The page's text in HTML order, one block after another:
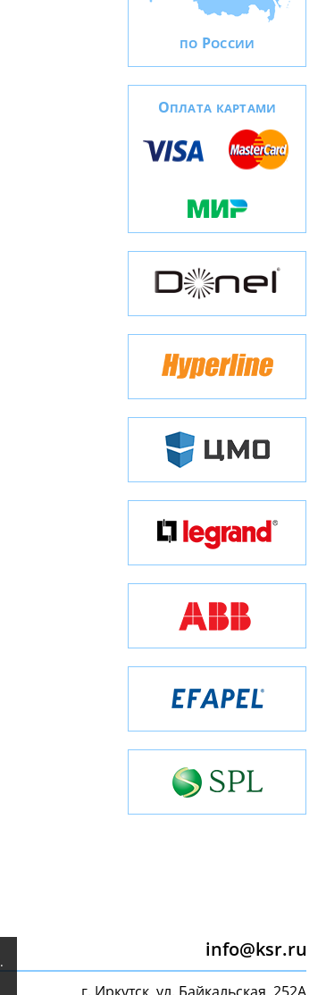
ПО РОССИИ
ОПЛАТА КАРТАМИ
info@ksr.ru
.